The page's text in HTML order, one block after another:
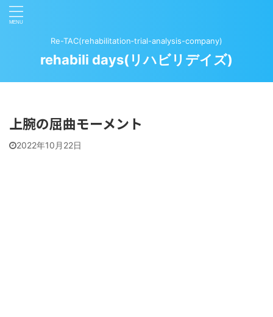
Re-TAC(rehabilitation‐trial-analysis-company)
rehabili days(リハビリデイズ)
上腕の屈曲モーメント
2022年10月22日